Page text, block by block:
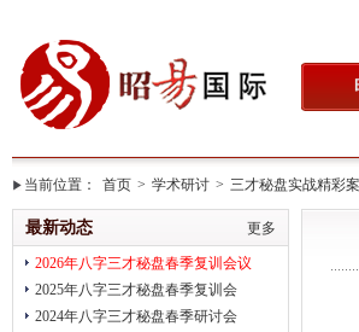
当前位置： 首页 > 学术研讨 > 三才秘盘实战精彩
更多
最新动态
2026年八字三才秘盘春季复训会议
2025年八字三才秘盘春季复训会
2024年八字三才秘盘春季研讨会